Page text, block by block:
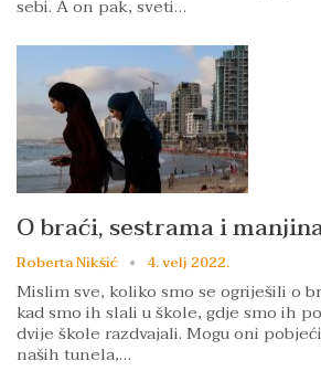
sebi. A on pak, sveti…
O braći, sestrama i
Roberta Nikšić 4. velj 2022.
Mislim sve, koliko smo se ogriješili o
kad smo ih slali u škole, gdje smo ih
dvije škole razdvajali. Mogu oni
naših tunela,…